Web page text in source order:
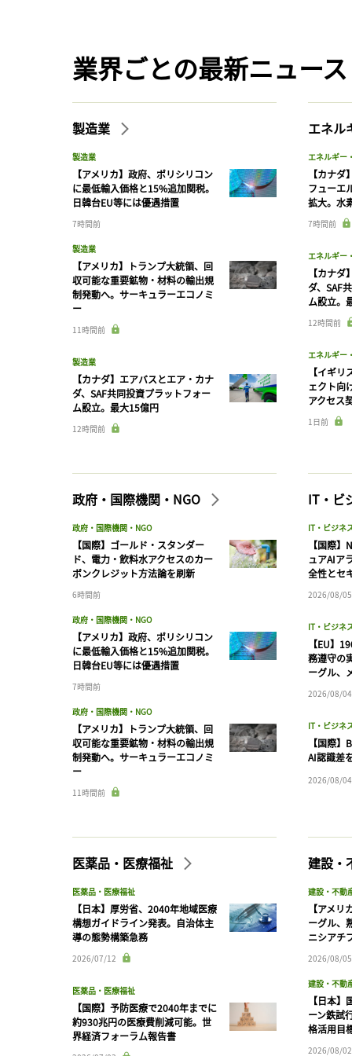
業界ごとの最新ニュース
製造業
製造業
【アメリカ】政府、ポリシリコン
に最低輸入価格と15%追加関税。
日韓台EU等には優遇措置
7時間前
製造業
【アメリカ】トランプ大統領、回
収可能な重要鉱物・材料の輸出規
制発動へ。サーキュラーエコノミ
ー
11時間前
製造業
【カナダ】エアバスとエア・カナ
ダ、SAF共同投資プラットフォー
ム設立。最大15億円
12時間前
エネル
エネルギー
【カナ
フューエ
拡大。水
7時間前
エネルギー
【カナ
ダ、SAF
ム設立。
12時間前
エネルギー
【イギ
ェクト向
アクセス
1日前
政府・国際機関・NGO
政府・国際機関・NGO
【国際】ゴールド・スタンダー
ド、電力・飲料水アクセスのカー
ボンクレジット方法論を刷新
6時間前
政府・国際機関・NGO
【アメリカ】政府、ポリシリコン
に最低輸入価格と15%追加関税。
日韓台EU等には優遇措置
7時間前
政府・国際機関・NGO
【アメリカ】トランプ大統領、回
収可能な重要鉱物・材料の輸出規
制発動へ。サーキュラーエコノミ
ー
11時間前
IT・ビ
IT・ビジネ
【国際
ュアAIア
全性とセ
2026/08/05
IT・ビジネ
【EU】
務遵守の
ーグル、
2026/08/04
IT・ビジネ
【国際
AI認識差
2026/08/04
医薬品・医療福祉
医薬品・医療福祉
【日本】厚労省、2040年地域医療
構想ガイドライン発表。自治体主
導の態勢構築急務
2026/07/12
医薬品・医療福祉
【国際】予防医療で2040年までに
約930兆円の医療費削減可能。世
界経済フォーラム報告書
建設・
建設・不動
【アメ
ーグル、
ニシアチ
2026/08/05
建設・不動
【日本
ーン鉄試
格活用目
2026/08/02